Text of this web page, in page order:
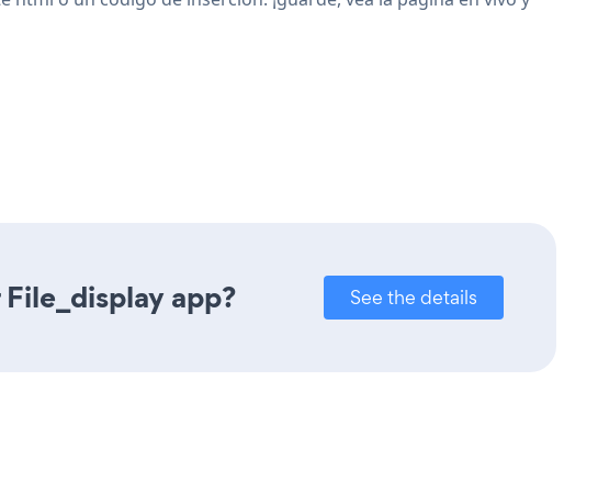
app? See the details